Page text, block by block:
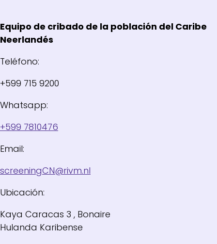
Equipo de cribado de la población del Caribe
Neerlandés
Teléfono:
+599 715 9200
Whatsapp:
+599 7810476
Email:
screeningCN@rivm.nl
Ubicación:
Kaya Caracas 3 , Bonaire
Hulanda Karibense